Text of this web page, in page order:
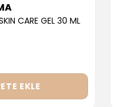
CARE GEL 30 ML
EKLE